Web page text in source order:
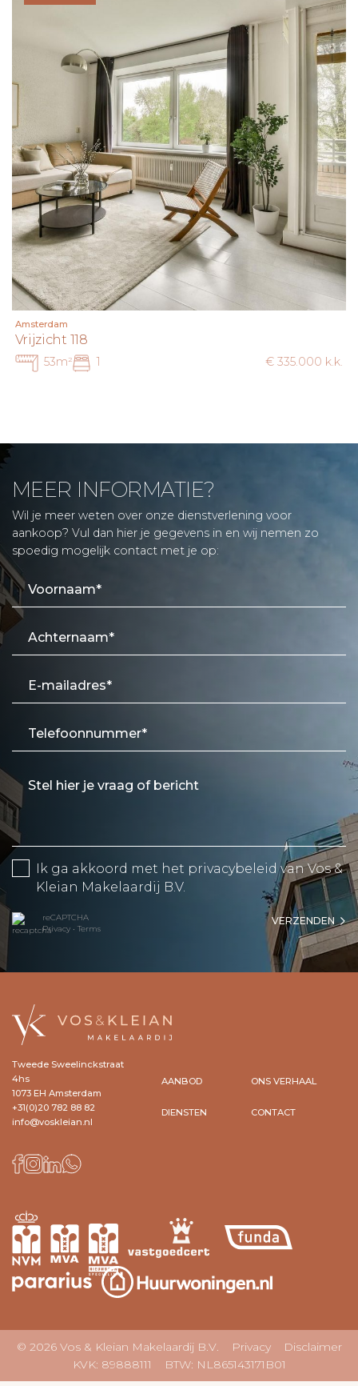
Amsterdam
Vrijzicht 118
53m² 1 € 335.000 k.k.
MEER INFORMATIE?
Wil je meer weten over onze dienstverlening voor
aankoop? Vul dan hier je gegevens in en wij nemen zo
spoedig mogelijk contact met je op:
Ik ga akkoord met het privacybeleidvan Vos &
Kleian Makelaardij B.V.
reCAPTCHA
Privacy • Terms
VERZENDEN
Tweede Sweelinckstraat
4hs
1073 EH Amsterdam
+31(0)20 782 88 82
info@voskleian.nl
AANBOD
DIENSTEN
ONS VERHAAL
CONTACT
© 2026 Vos & Kleian Makelaardij B.V. Privacy
Disclaimer
KVK: 89888111 BTW: NL865143171B01